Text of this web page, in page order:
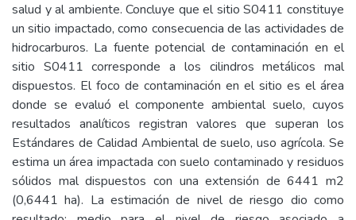
salud y al ambiente. Concluye que el sitio S0411 constituye
un sitio impactado, como consecuencia de las actividades de
hidrocarburos. La fuente potencial de contaminación en el
sitio S0411 corresponde a los cilindros metálicos mal
dispuestos. El foco de contaminación en el sitio es el área
donde se evaluó el componente ambiental suelo, cuyos
resultados analíticos registran valores que superan los
Estándares de Calidad Ambiental de suelo, uso agrícola. Se
estima un área impactada con suelo contaminado y residuos
sólidos mal dispuestos con una extensión de 6441 m2
(0,6441 ha). La estimación de nivel de riesgo dio como